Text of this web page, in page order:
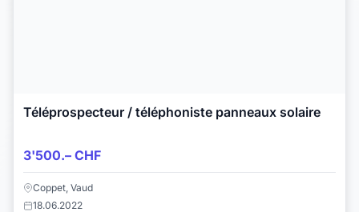
Téléprospecteur / téléphoniste panneaux solaire
3'500.– CHF
Coppet, Vaud
18.06.2022